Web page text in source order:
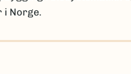
lenke)
i Norge.